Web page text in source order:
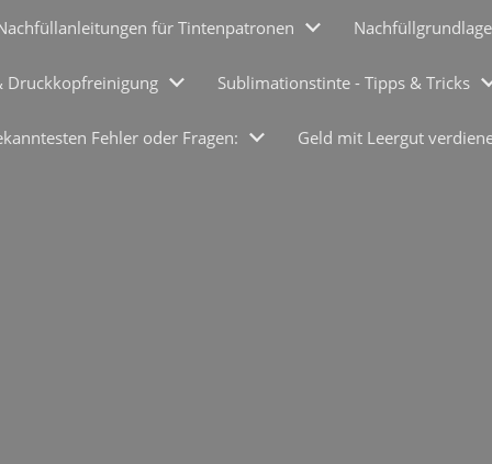
für Tintenpatronen
Druckkopfreinigung Sublimationstinte - Tipps & Tricks
Fehler oder Fragen: Geld mit Leergut